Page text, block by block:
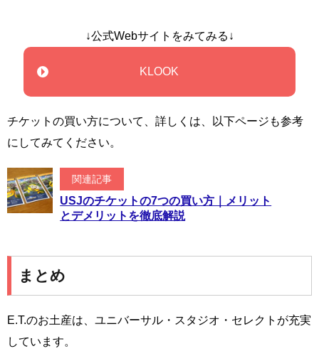
↓公式Webサイトをみてみる↓
KLOOK
チケットの買い方について、詳しくは、以下ページも参考
にしてみてください。
関連記事
USJのチケットの7つの買い方｜メリット
とデメリットを徹底解説
まとめ
E.T.のお土産は、ユニバーサル・スタジオ・セレクトが充実
しています。